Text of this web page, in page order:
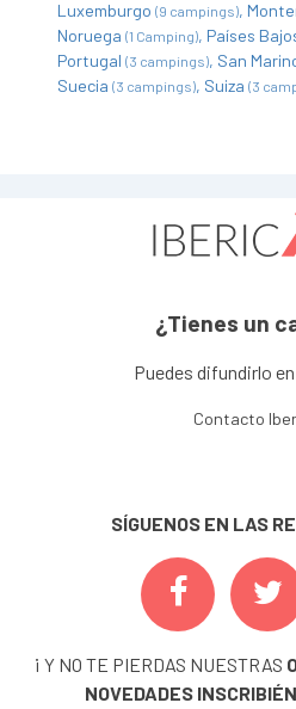
Luxemburgo (9 campings)
Noruega (1 Camping) Países
Portugal (3 campings) San
Suecia (3 campings) Suiza (3
¿Tienes un
Puedes difundirlo
Contacto
SÍGUENOS EN LAS
¡ Y NO TE PIERDAS NUESTRAS
NOVEDADES